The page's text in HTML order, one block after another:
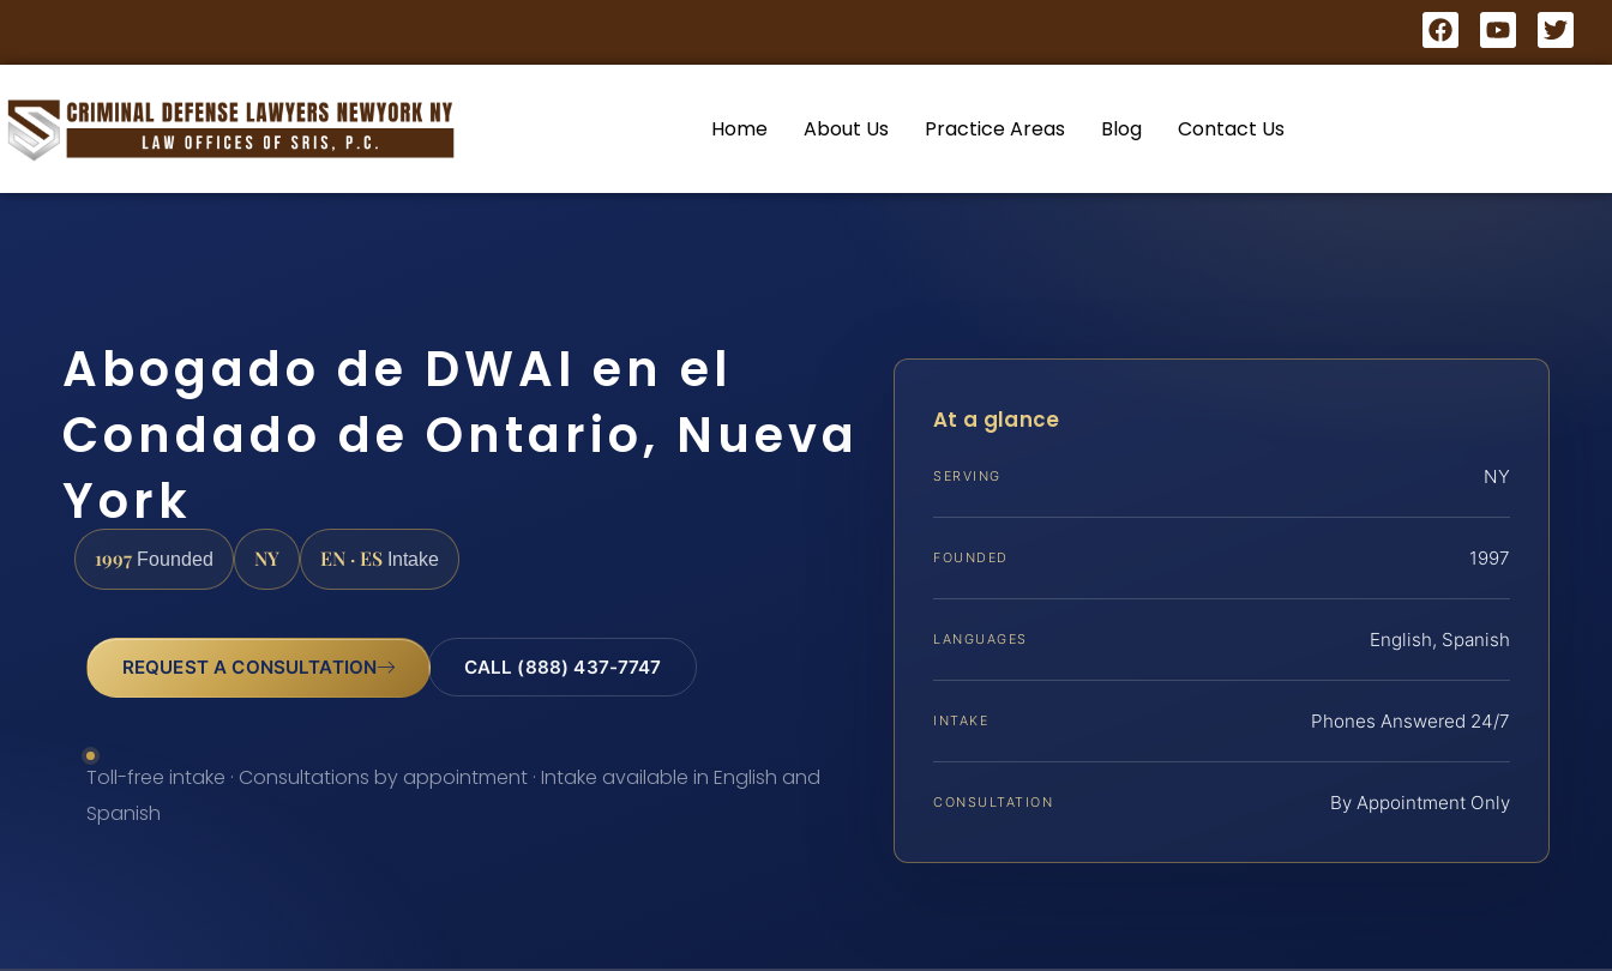
Home About Us Practice Areas Blog Contact Us
Abogado de DWAI en el
Condado de Ontario, Nueva
York
1997 Founded NY EN · ES Intake
REQUEST A CONSULTATION CALL (888) 437-7747
Toll-free intake · Consultations by appointment · Intake available in English and
Spanish
At a glance
SERVING NY
FOUNDED 1997
LANGUAGES English, Spanish
INTAKE Phones Answered 24/7
CONSULTATION By Appointment Only